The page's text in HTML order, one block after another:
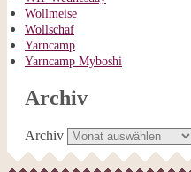
Wollmeise
Wollschaf
Yarncamp
Yarncamp Myboshi
Archiv
Archiv